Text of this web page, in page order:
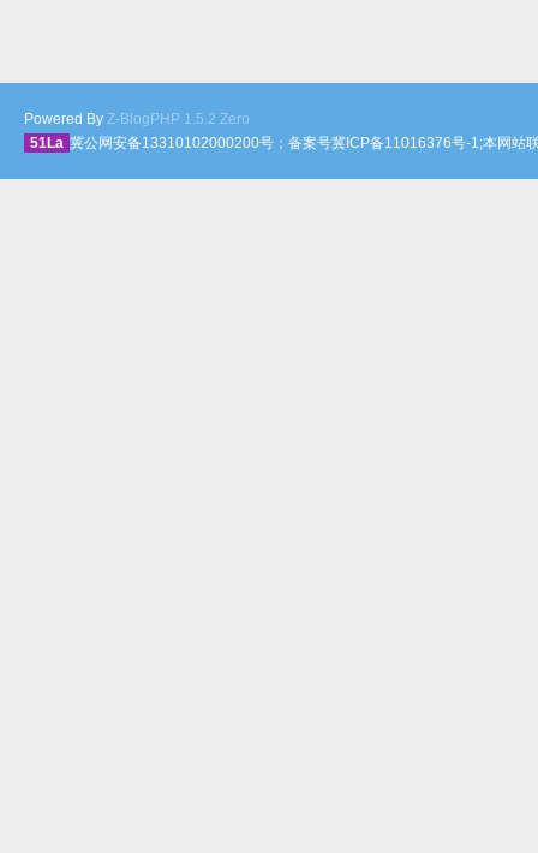
Powered By Z-BlogPHP 1.5.2 Zero
51La 冀公网安备13310102000200号；备案号冀ICP备11016376号-1;本网站